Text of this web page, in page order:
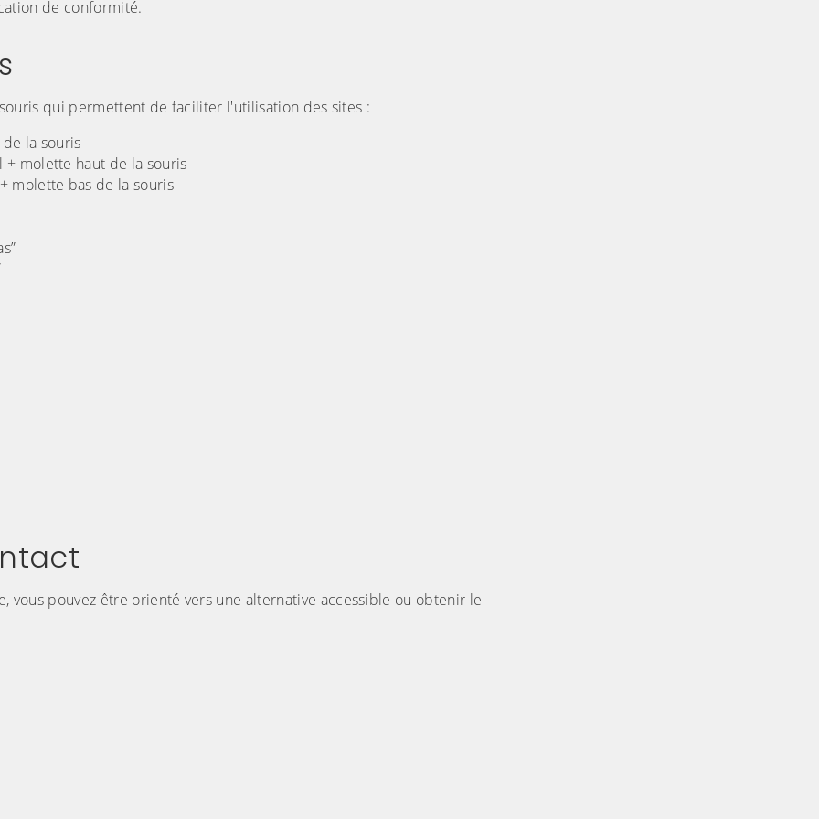
de conformité.
qui permettent de faciliter l'utilisation des sites :
la souris
+ molette haut de la souris
molette bas de la souris
vous pouvez être orienté vers une alternative accessible ou obtenir le